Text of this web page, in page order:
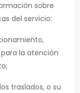
sobre
del servicio:
la atención
traslados, o su